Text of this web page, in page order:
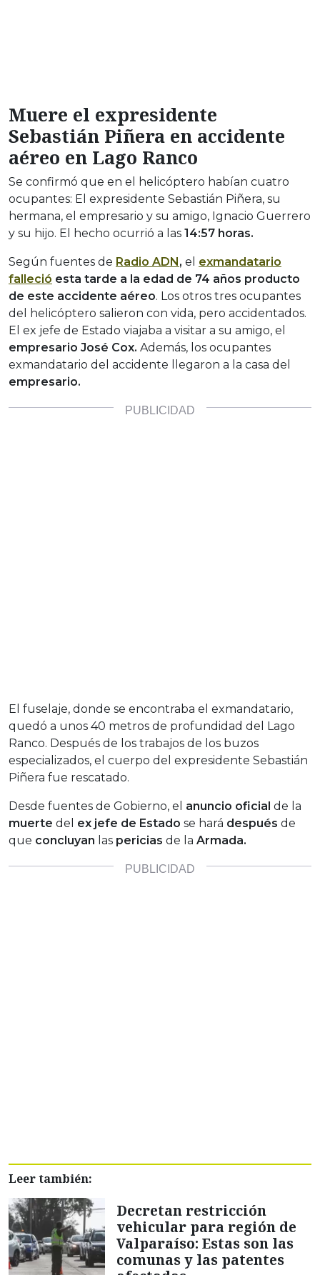
Muere el expresidente
Sebastián Piñera en accidente
aéreo en Lago Ranco
Se confirmó que en el helicóptero habían cuatro
ocupantes: El expresidente Sebastián Piñera, su
hermana, el empresario y su amigo, Ignacio Guerrero
y su hijo. El hecho ocurrió a las 14:57 horas.
Según fuentes de Radio ADN , el exmandatario
falleció esta tarde a la edad de 74 años producto
de este accidente aéreo. Los otros tres ocupantes
del helicóptero salieron con vida, pero accidentados.
El ex jefe de Estado viajaba a visitar a su amigo, el
empresario José Cox. Además, los ocupantes
exmandatario del accidente llegaron a la casa del
empresario.
El fuselaje, donde se encontraba el exmandatario,
quedó a unos 40 metros de profundidad del Lago
Ranco. Después de los trabajos de los buzos
especializados, el cuerpo del expresidente Sebastián
Piñera fue rescatado.
Desde fuentes de Gobierno, el anuncio oficial de la
muerte del ex jefe de Estado se hará después de
que concluyan las pericias de la Armada.
Leer también:
Decretan restricción
vehicular para región de
Valparaíso: Estas son las
comunas y las patentes